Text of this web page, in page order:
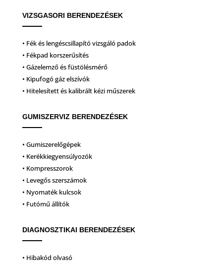
VIZSGASORI BERENDEZÉSEK
• Fék és lengéscsillapító vizsgáló padok
• Fékpad korszerűsítés
• Gázelemző és füstölésmérő
• Kipufogó gáz elszívók
• Hitelesített és kalibrált kézi műszerek
GUMISZERVIZ BERENDEZÉSEK
• Gumiszerelőgépek
• Kerékkiegyensúlyozók
• Kompresszorok
• Levegős szerszámok
• Nyomaték kulcsok
• Futómű állítók
DIAGNOSZTIKAI BERENDEZÉSEK
• Hibakód olvasó